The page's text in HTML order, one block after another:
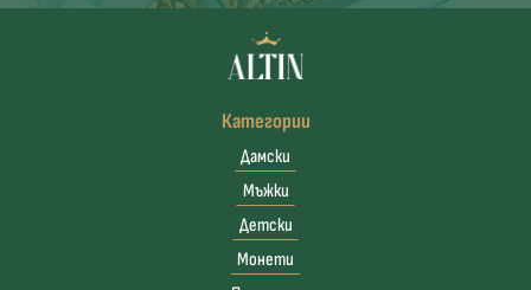
Категории
Дамски
Мъжки
Детски
Монети